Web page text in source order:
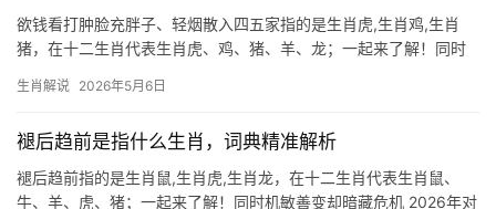
欲钱看打肿脸充胖子、轻烟散入四五家指的是生肖虎,生肖鸡,生肖
猪，在十二生肖代表生肖虎、鸡、猪、羊、龙；一起来了解！同时
喻，成语“打肿脸充胖子”暗喻虚荣逞强，“轻烟散入四五家”则象征福
生肖解说 2026年5月6日
褪后趋前是指什么生肖，词典精准解析
褪后趋前指的是生肖鼠,生肖虎,生肖龙，在十二生肖代表生肖鼠、
牛、羊、虎、猪；一起来了解！同时机敏善变却暗藏危机 2026年对